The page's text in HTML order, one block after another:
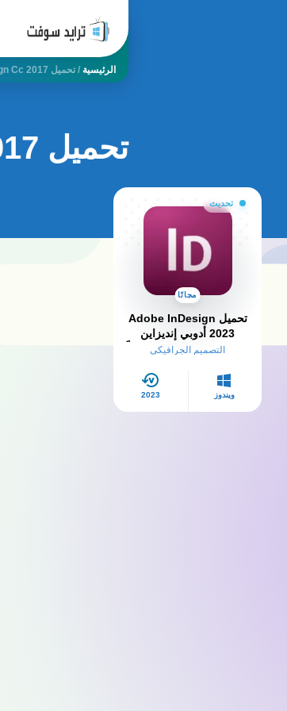
الرئيسية /تحميل Adobe Indesign Cc 2017 يدعم العربية
تحميل adobe indesign cc 2017 يدعم العربية
تحديث
مجانًا
تحميل Adobe InDesign
2023 أدوبي إنديزاين
الداعمة للعربية​ كامل مجاناً
التصميم الجرافيكي
ويندوز 2023